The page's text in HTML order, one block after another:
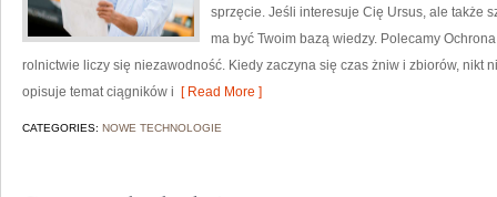
sprzęcie. Jeśli interesuje Cię Ursus, ale także
ma być Twoim bazą wiedzy. Polecamy
rolnictwie liczy się niezawodność. Kiedy zaczyna się czas żniw i zbiorów, nikt
opisuje temat ciągników i [ Read More ]
CATEGORIES: NOWE TECHNOLOGIE